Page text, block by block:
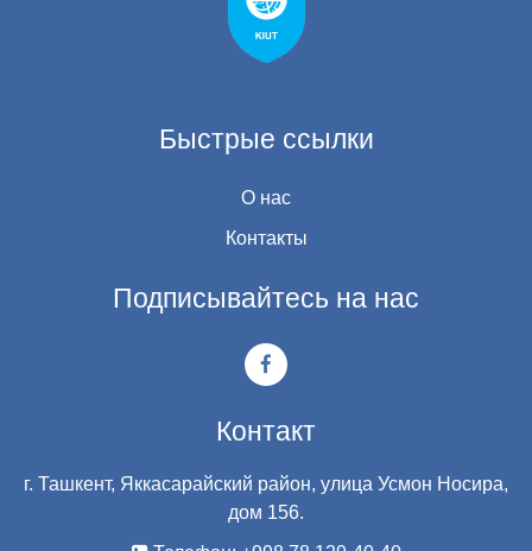
Быстрые ссылки
О нас
Контакты
Подписывайтесь на нас
Контакт
г. Ташкент, Яккасарайский район, улица Усмон Носира,
дом 156.